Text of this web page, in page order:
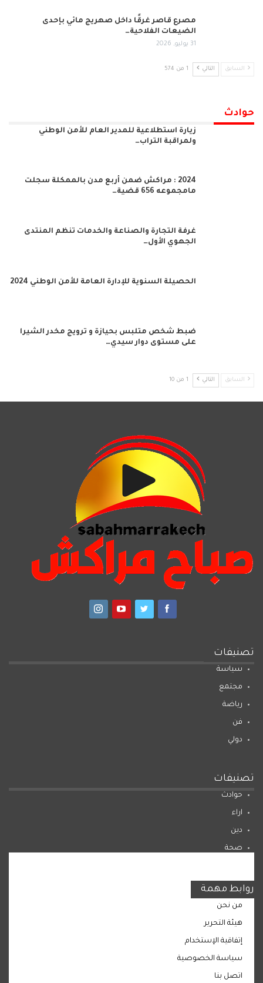
مصرع قاصر غرقًا داخل صهريج مائي بإحدى
الضيعات الفلاحية…
31 يوليو, 2026
السابق التالي 1 من 574
حوادث
زيارة استطلاعية للمدير العام للأمن الوطني
ولمراقبة التراب…
2024 : مراكش ضمن أربع مدن بالممكلة سجلت
مامجموعه 656 قضية…
غرفة التجارة والصناعة والخدمات تنظم المنتدى
الجهوي الأول…
الحصيلة السنوية للإدارة العامة للأمن الوطني 2024
ضبط شخص متلبس بحيازة و ترويج مخدر الشيرا
على مستوى دوار سيدي…
السابق التالي 1 من 10
تصنيفات
سياسة
مجتمع
رياضة
فن
دولي
تصنيفات
حوادث
اراء
دين
صحة
روابط مهمة
من نحن
هيئة التحرير
إتفاقية الإستخدام
سياسة الخصوصية
اتصل بنا